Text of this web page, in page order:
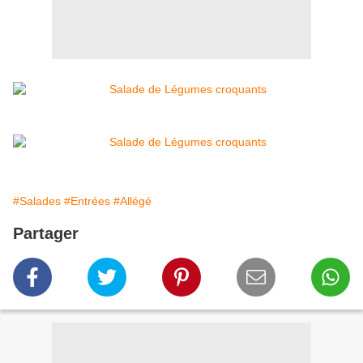
#Salades #Entrées #Allégé
Partager